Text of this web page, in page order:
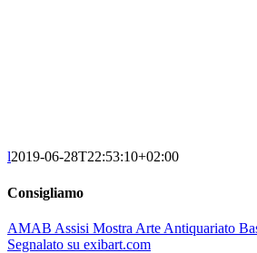
l2019-06-28T22:53:10+02:00
Consigliamo
AMAB Assisi Mostra Arte Antiquariato
Segnalato su exibart.com